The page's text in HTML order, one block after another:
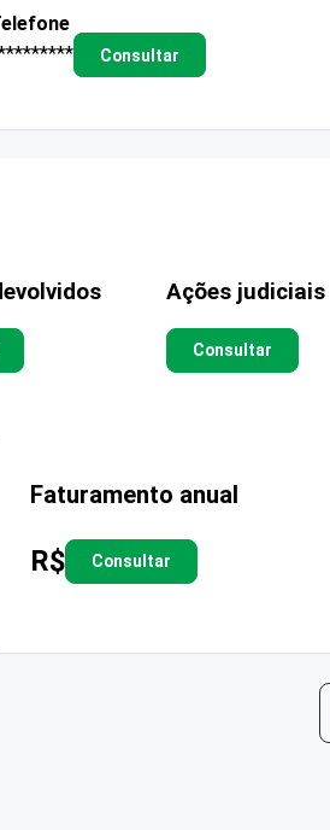
Consultar
Ações judiciais
Consultar
Faturamento anual
R$ Consultar